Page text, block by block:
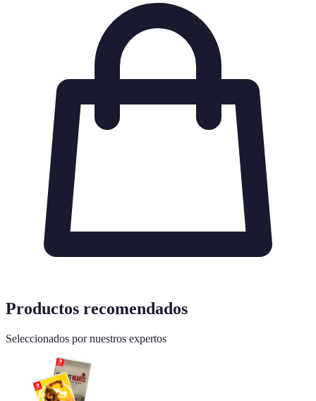
Productos recomendados
Seleccionados por nuestros expertos